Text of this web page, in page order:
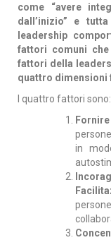
come “avere
dall’inizio” e
leadership
fattori comuni
fattori della
quattro dimensioni
I quattro fattori sono:
in